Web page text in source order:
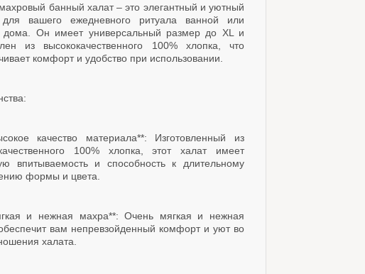
банный халат – это элегантный и уютный
вашего ежедневного ритуала ванной или
дома. Он имеет универсальный размер до XL и
из высококачественного 100% хлопка, что
комфорт и удобство при использовании.
качество материала**: Изготовленный из
100% хлопка, этот халат имеет
впитываемость и способность к длительному
формы и цвета.
и нежная махра**: Очень мягкая и нежная
вам непревзойденный комфорт и уют во
халата.